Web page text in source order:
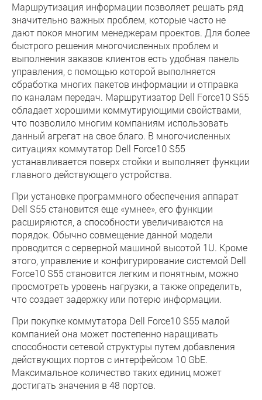
Маршрутизация информации позволяет решать ряд
значительно важных проблем, которые часто не
дают покоя многим менеджерам проектов. Для более
быстрого решения многочисленных проблем и
выполнения заказов клиентов есть удобная панель
управления, с помощью которой выполняется
обработка многих пакетов информации и отправка
по каналам передач. Маршрутизатор Dell Force10 S55
обладает хорошими коммутирующими свойствами,
что позволило многим компаниям использовать
данный агрегат на свое благо. В многочисленных
ситуациях коммутатор Dell Force10 S55
устанавливается поверх стойки и выполняет функции
главного действующего устройства.
При установке программного обеспечения аппарат
Dell S55 становится еще «умнее», его функции
расширяются, а способности увеличиваются на
порядок. Обычно совмещение данной модели
проводится с серверной машиной высотой 1U. Кроме
этого, управление и конфигурирование системой Dell
Force10 S55 становится легким и понятным, можно
просмотреть уровень нагрузки, а также определить,
что создает задержку или потерю информации.
При покупке коммутатора Dell Force10 S55 малой
компанией она может постепенно наращивать
способности сетевой структуры путем добавления
действующих портов с интерфейсом 10 GbE.
Максимальное количество таких единиц может
достигать значения в 48 портов.